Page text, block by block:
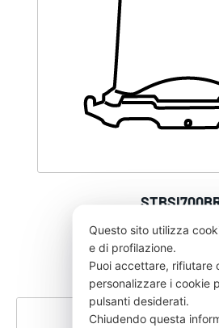
110,00€
Questo sito utilizza
e di profilazione.
Puoi accettare, rifiutare
personalizzare i cookie
pulsanti desiderati.
Chiudendo questa